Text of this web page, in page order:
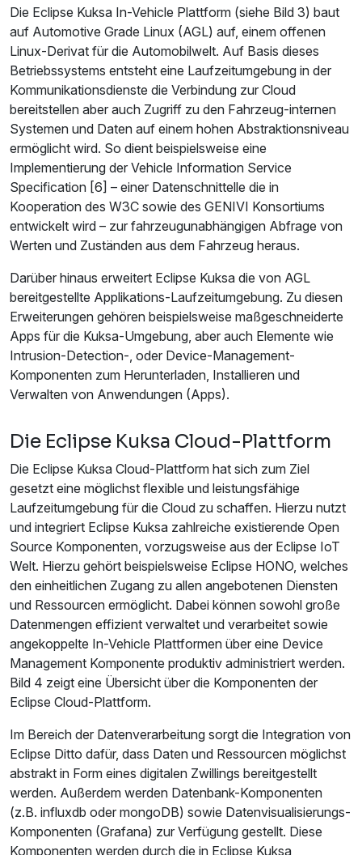
Die Eclipse Kuksa In-Vehicle Plattform (siehe Bild 3) baut
auf Automotive Grade Linux (AGL) auf, einem offenen
Linux-Derivat für die Automobilwelt. Auf Basis dieses
Betriebssystems entsteht eine Laufzeitumgebung in der
Kommunikationsdienste die Verbindung zur Cloud
bereitstellen aber auch Zugriff zu den Fahrzeug-internen
Systemen und Daten auf einem hohen Abstraktionsniveau
ermöglicht wird. So dient beispielsweise eine
Implementierung der Vehicle Information Service
Specification [6] – einer Datenschnittelle die in
Kooperation des W3C sowie des GENIVI Konsortiums
entwickelt wird – zur fahrzeugunabhängigen Abfrage von
Werten und Zuständen aus dem Fahrzeug heraus.
Darüber hinaus erweitert Eclipse Kuksa die von AGL
bereitgestellte Applikations-Laufzeitumgebung. Zu diesen
Erweiterungen gehören beispielsweise maßgeschneiderte
Apps für die Kuksa-Umgebung, aber auch Elemente wie
Intrusion-Detection-, oder Device-Management-
Komponenten zum Herunterladen, Installieren und
Verwalten von Anwendungen (Apps).
Die Eclipse Kuksa Cloud-Plattform
Die Eclipse Kuksa Cloud-Plattform hat sich zum Ziel
gesetzt eine möglichst flexible und leistungsfähige
Laufzeitumgebung für die Cloud zu schaffen. Hierzu nutzt
und integriert Eclipse Kuksa zahlreiche existierende Open
Source Komponenten, vorzugsweise aus der Eclipse IoT
Welt. Hierzu gehört beispielsweise Eclipse HONO, welches
den einheitlichen Zugang zu allen angebotenen Diensten
und Ressourcen ermöglicht. Dabei können sowohl große
Datenmengen effizient verwaltet und verarbeitet sowie
angekoppelte In-Vehicle Plattformen über eine Device
Management Komponente produktiv administriert werden.
Bild 4 zeigt eine Übersicht über die Komponenten der
Eclipse Cloud-Plattform.
Im Bereich der Datenverarbeitung sorgt die Integration von
Eclipse Ditto dafür, dass Daten und Ressourcen möglichst
abstrakt in Form eines digitalen Zwillings bereitgestellt
werden. Außerdem werden Datenbank-Komponenten
(z.B. influxdb oder mongoDB) sowie Datenvisualisierungs-
Komponenten (Grafana) zur Verfügung gestellt. Diese
Komponenten werden durch die in Eclipse Kuksa